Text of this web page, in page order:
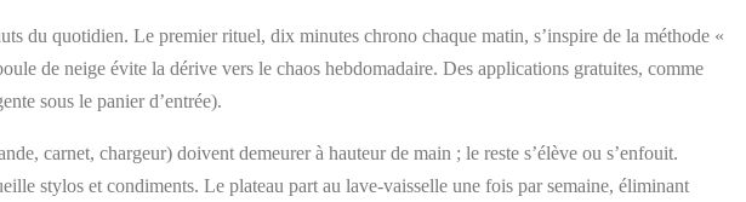
du quotidien. Le premier rituel, dix minutes chrono chaque matin, s’inspire de la méthode «
de neige évite la dérive vers le chaos hebdomadaire. Des applications gratuites, comme
sous le panier d’entrée).
carnet, chargeur) doivent demeurer à hauteur de main ; le reste s’élève ou s’enfouit.
stylos et condiments. Le plateau part au lave-vaisselle une fois par semaine, éliminant